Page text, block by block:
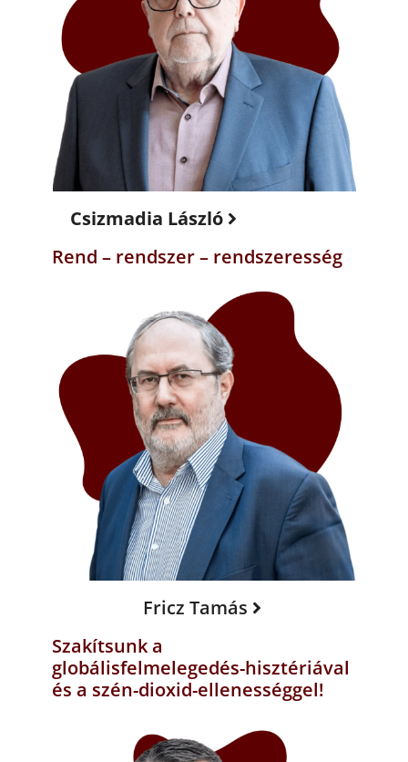
Csizmadia László
Rend – rendszer – rendszeresség
Fricz Tamás
Szakítsunk a
globálisfelmelegedés-hisztériával
és a szén-dioxid-ellenességgel!